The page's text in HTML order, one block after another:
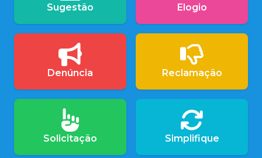
Sugestão Elogio
Denúncia Reclamação
Solicitação Simplifique